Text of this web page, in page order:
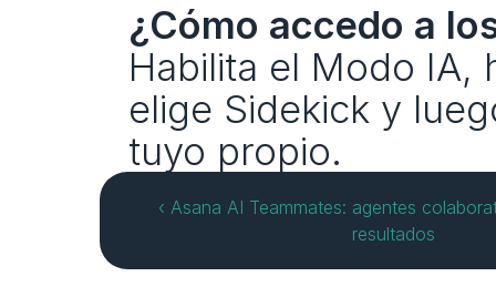
¿Cómo accedo a
Habilita el Modo IA,
elige Sidekick y
tuyo propio.
‹ Asana AI Teammates: agentes
resultados